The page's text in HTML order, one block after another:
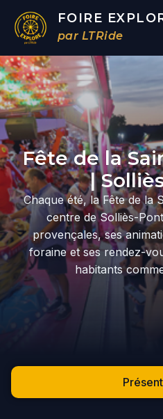
contenu
FOIRE
par LTRide
Par/24/06/2026
Fête de la
|
Chaque été, la Fête de la
centre de Solliès-
provençales, ses
foraine et ses rendez-
habitants